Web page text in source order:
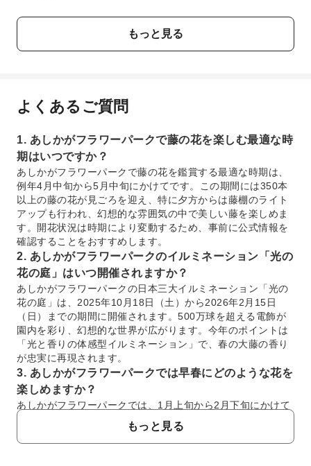
もっと見る
よくあるご質問
1. あしかがフラワーパークで藤の花を楽しむ最適な時
期はいつですか？
あしかがフラワーパークで藤の花を鑑賞する最適な時期は、
例年4月中旬から5月中旬にかけてです。この期間には350本
以上の藤の花が見ごろを迎え、特に夕方からは藤棚のライト
アップも行われ、幻想的な雰囲気の中で美しい藤を楽しめま
す。開花状況は時期により変動するため、事前に公式情報を
確認することをおすすめします。
2. あしかがフラワーパークのイルミネーション「光の
花の庭」はいつ開催されますか？
あしかがフラワーパークの日本三大イルミネーション「光の
花の庭」は、2025年10月18日（土）から2026年2月15日
（日）までの期間に開催されます。500万球を超える電飾が
園内を彩り、幻想的な世界が広がります。今年のポイントは
「光と香りの体感型イルミネーション」で、春の大藤の香り
が忠実に再現されます。
3. あしかがフラワーパークでは早春にどのような花を
楽しめますか？
あしかがフラワーパークでは、1月上旬から2月下旬にかけて
の「早春～春のいぶき～」期間に、冬咲きボタンをはじめと
する早春の花々を楽しめます。園内には50基のフラワーハウ
スがあり、約25本の寒紅梅も早咲きで、一足早い春の訪れを
もっと見る